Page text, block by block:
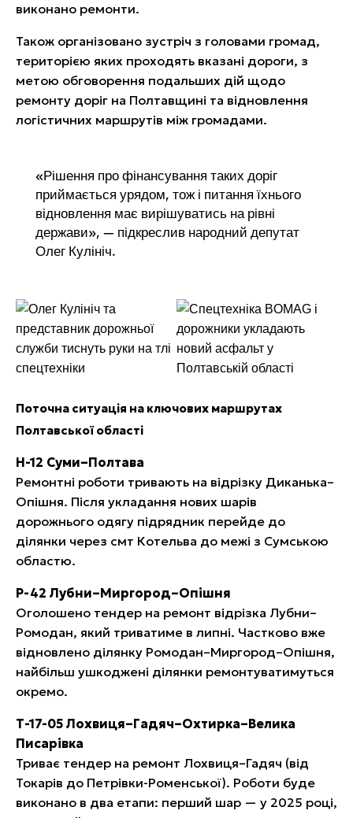
виконано ремонти.
Також організовано зустріч з головами громад,
територією яких проходять вказані дороги, з
метою обговорення подальших дій щодо
ремонту доріг на Полтавщині та відновлення
логістичних маршрутів між громадами.
«Рішення про фінансування таких доріг
приймається урядом, тож і питання їхнього
відновлення має вирішуватись на рівні
держави», — підкреслив народний депутат
Олег Кулініч.
Поточна ситуація на ключових маршрутах
Полтавської області
Н-12 Суми–Полтава
Ремонтні роботи тривають на відрізку Диканька–
Опішня. Після укладання нових шарів
дорожнього одягу підрядник перейде до
ділянки через смт Котельва до межі з Сумською
областю.
Р-42 Лубни–Миргород–Опішня
Оголошено тендер на ремонт відрізка Лубни–
Ромодан, який триватиме в липні. Частково вже
відновлено ділянку Ромодан–Миргород–Опішня,
найбільш ушкоджені ділянки ремонтуватимуться
окремо.
Т-17-05 Лохвиця–Гадяч–Охтирка–Велика
Писарівка
Триває тендер на ремонт Лохвиця–Гадяч (від
Токарів до Петрівки-Роменської). Роботи буде
виконано в два етапи: перший шар — у 2025 році,